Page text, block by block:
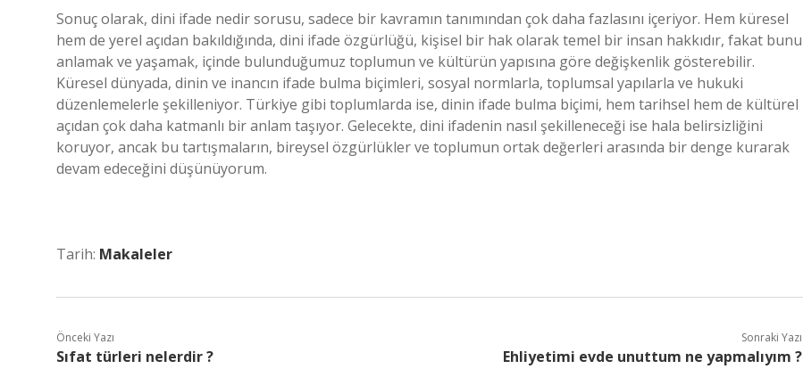
Sonuç olarak, dini ifade nedir sorusu, sadece bir kavramın tanımından çok daha fazlasını içeriyor. Hem küresel
hem de yerel açıdan bakıldığında, dini ifade özgürlüğü, kişisel bir hak olarak temel bir insan hakkıdır, fakat bunu
anlamak ve yaşamak, içinde bulunduğumuz toplumun ve kültürün yapısına göre değişkenlik gösterebilir.
Küresel dünyada, dinin ve inancın ifade bulma biçimleri, sosyal normlarla, toplumsal yapılarla ve hukuki
düzenlemelerle şekilleniyor. Türkiye gibi toplumlarda ise, dinin ifade bulma biçimi, hem tarihsel hem de kültürel
açıdan çok daha katmanlı bir anlam taşıyor. Gelecekte, dini ifadenin nasıl şekilleneceği ise hala belirsizliğini
koruyor, ancak bu tartışmaların, bireysel özgürlükler ve toplumun ortak değerleri arasında bir denge kurarak
devam edeceğini düşünüyorum.
Tarih: Makaleler
Önceki Yazı
Sıfat türleri nelerdir ?
Sonraki Yazı
Ehliyetimi evde unuttum ne yapmalıyım ?